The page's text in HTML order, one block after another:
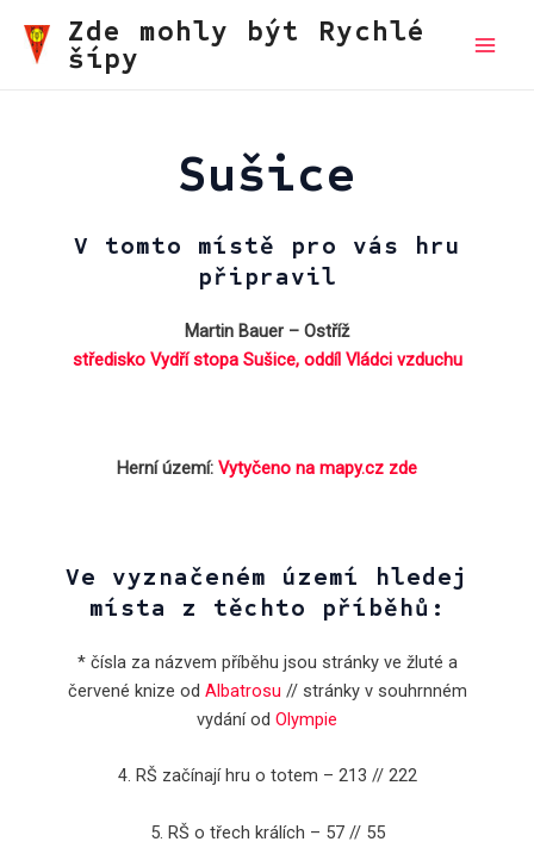
obsah
Zde mohly být Rychlé
šípy
Sušice
V tomto místě pro vás hru
připravil
Martin Bauer – Ostříž
středisko Vydří stopa Sušice, oddíl Vládci vzduchu
Herní území: Vytyčeno na mapy.cz zde
Ve vyznačeném území hledej
místa z těchto příběhů:
* čísla za názvem příběhu jsou stránky ve žluté a
červené knize od Albatrosu // stránky v souhrnném
vydání od Olympie
4. RŠ začínají hru o totem – 213 // 222
5. RŠ o třech králích – 57 // 55